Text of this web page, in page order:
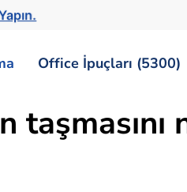
Office İpuçları (5300)
taşmasını